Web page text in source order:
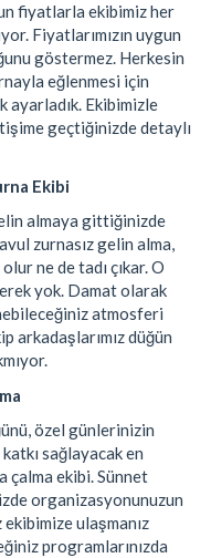
fiyatlarla ekibimiz her
Fiyatlarımızın uygun
göstermez. Herkesin
eğlenmesi için
ayarladık. Ekibimizle
geçtiğinizde detaylı
Ekibi
almaya gittiğinizde
zurnasız gelin alma,
ne de tadı çıkar. O
yok. Damat olarak
atmosferi
arkadaşlarımız düğün
özel günlerinizin
sağlayacak en
çalma ekibi. Sünnet
organizasyonunuzun
ulaşmanız
programlarınızda